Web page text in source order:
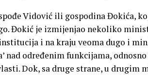
Vidović ili gospodina Đokića,
Đokić je izmijenjao nekoliko
i na kraju veoma dugo i
nad određenim funkcijama,
Dok, sa druge strane, u drugim